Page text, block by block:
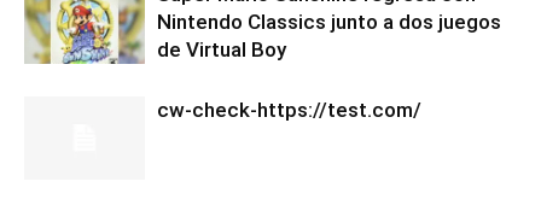
Nintendo Classics junto a dos juegos
de Virtual Boy
cw-check-https://test.com/